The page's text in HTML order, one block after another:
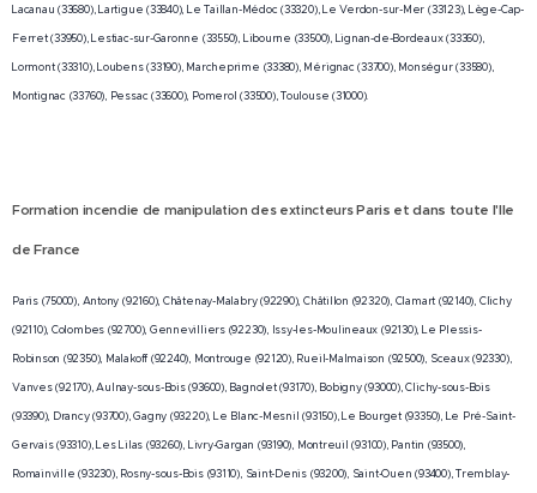
Lacanau (33680), Lartigue (33840), Le Taillan-Médoc (33320), Le Verdon-sur-Mer (33123), Lège-Cap-
Ferret (33950), Lestiac-sur-Garonne (33550), Libourne (33500), Lignan-de-Bordeaux (33360),
Lormont (33310), Loubens (33190), Marcheprime (33380), Mérignac (33700), Monségur (33580),
Montignac (33760), Pessac (33600), Pomerol (33500), Toulouse (31000).
Formation incendie de manipulation des extincteursParis et dans toute l'Ile
de France
Paris (75000), Antony (92160), Châtenay-Malabry (92290), Châtillon (92320), Clamart (92140), Clichy
(92110), Colombes (92700), Gennevilliers (92230), Issy-les-Moulineaux (92130), Le Plessis-
Robinson (92350), Malakoff (92240), Montrouge (92120), Rueil-Malmaison (92500), Sceaux (92330),
Vanves (92170), Aulnay-sous-Bois (93600), Bagnolet (93170), Bobigny (93000), Clichy-sous-Bois
(93390), Drancy (93700), Gagny (93220), Le Blanc-Mesnil (93150), Le Bourget (93350), Le Pré-Saint-
Gervais (93310), Les Lilas (93260), Livry-Gargan (93190), Montreuil (93100), Pantin (93500),
Romainville (93230), Rosny-sous-Bois (93110), Saint-Denis (93200), Saint-Ouen (93400), Tremblay-